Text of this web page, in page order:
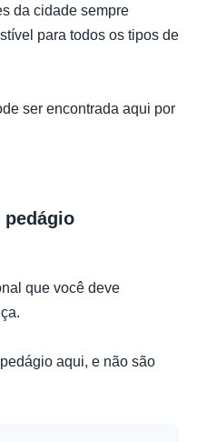
da cidade sempre
para todos os tipos de
ser encontrada aqui por
pedágio
que você deve
aqui, e não são